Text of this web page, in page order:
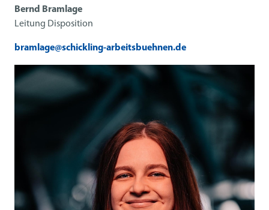
Bernd Bramlage
Leitung Disposition
bramlage@schickling-arbeitsbuehnen.de